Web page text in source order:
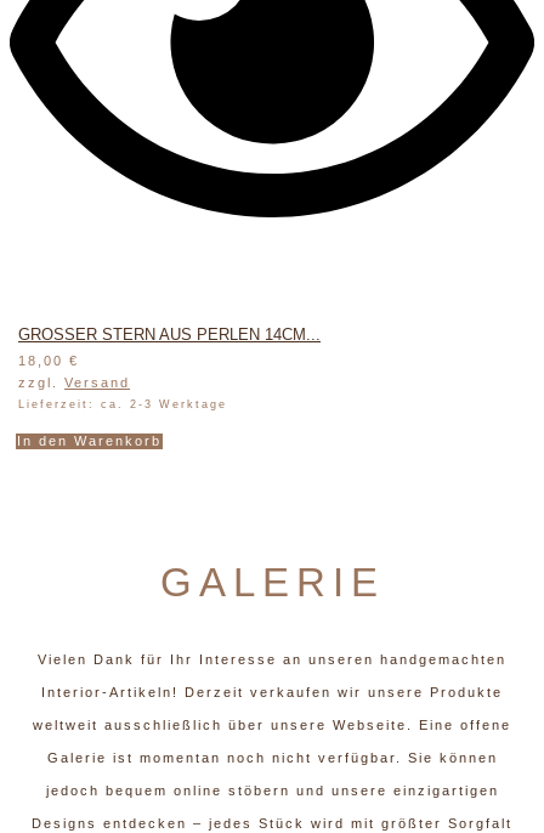
GROSSER STERN AUS PERLEN 14CM...
18,00 €
zzgl. Versand
Lieferzeit: ca. 2-3 Werktage
In den Warenkorb
GALERIE
Vielen Dank für Ihr Interesse an unseren handgemachten
Interior-Artikeln! Derzeit verkaufen wir unsere Produkte
weltweit ausschließlich über unsere Webseite. Eine offene
Galerie ist momentan noch nicht verfügbar. Sie können
jedoch bequem online stöbern und unsere einzigartigen
Designs entdecken – jedes Stück wird mit größter Sorgfalt